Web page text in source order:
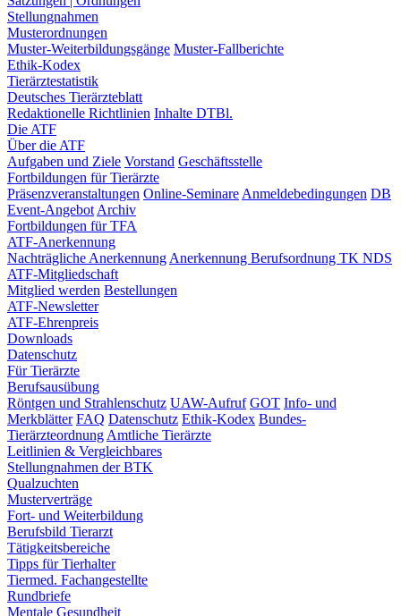
Stellungnahmen
Musterordnungen
Muster-Weiterbildungsgänge Muster-Fallberichte
Ethik-Kodex
Tierärztestatistik
Deutsches Tierärzteblatt
Redaktionelle Richtlinien Inhalte DTBl.
Die ATF
Über die ATF
Aufgaben und Ziele Vorstand Geschäftsstelle
Fortbildungen für Tierärzte
Präsenzveranstaltungen Online-Seminare Anmeldebedingungen DB
Event-Angebot Archiv
Fortbildungen für TFA
ATF-Anerkennung
Nachträgliche Anerkennung Anerkennung Berufsordnung TK NDS
ATF-Mitgliedschaft
Mitglied werden Bestellungen
ATF-Newsletter
ATF-Ehrenpreis
Downloads
Datenschutz
Für Tierärzte
Berufsausübung
Röntgen und Strahlenschutz UAW-Aufruf GOT Info- und
Merkblätter FAQ Datenschutz Ethik-Kodex Bundes-
Tierärzteordnung Amtliche Tierärzte
Leitlinien & Vergleichbares
Stellungnahmen der BTK
Qualzuchten
Musterverträge
Fort- und Weiterbildung
Berufsbild Tierarzt
Tätigkeitsbereiche
Tipps für Tierhalter
Tiermed. Fachangestellte
Rundbriefe
Mentale Gesundheit